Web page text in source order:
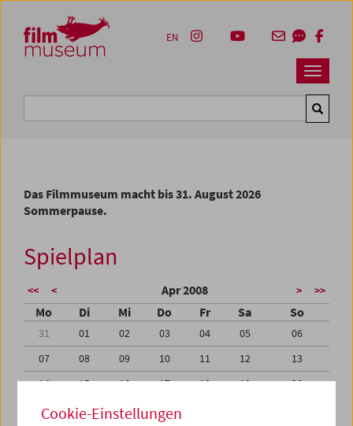
Zum Inhalt
Zum Hauptmenü
Zur Servicenavigation
Zum Suche
Navbar
EN
Das Filmmuseum macht bis 31. August 2026
Sommerpause.
Spielplan
<< < Apr 2008 > >>
Mo Di Mi Do Fr Sa So
31 01 02 03 04 05
06
07
08 09 10 11 12
13
14
15 16 17 18 19
20
21
22 23 24
Cookie-Einstellungen